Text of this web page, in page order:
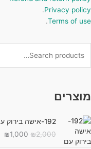
Privacy policy
.
Terms of use
.
מוצרים
192-אישה בירוק עם כובע
₪2,000
המחיר₪1,000